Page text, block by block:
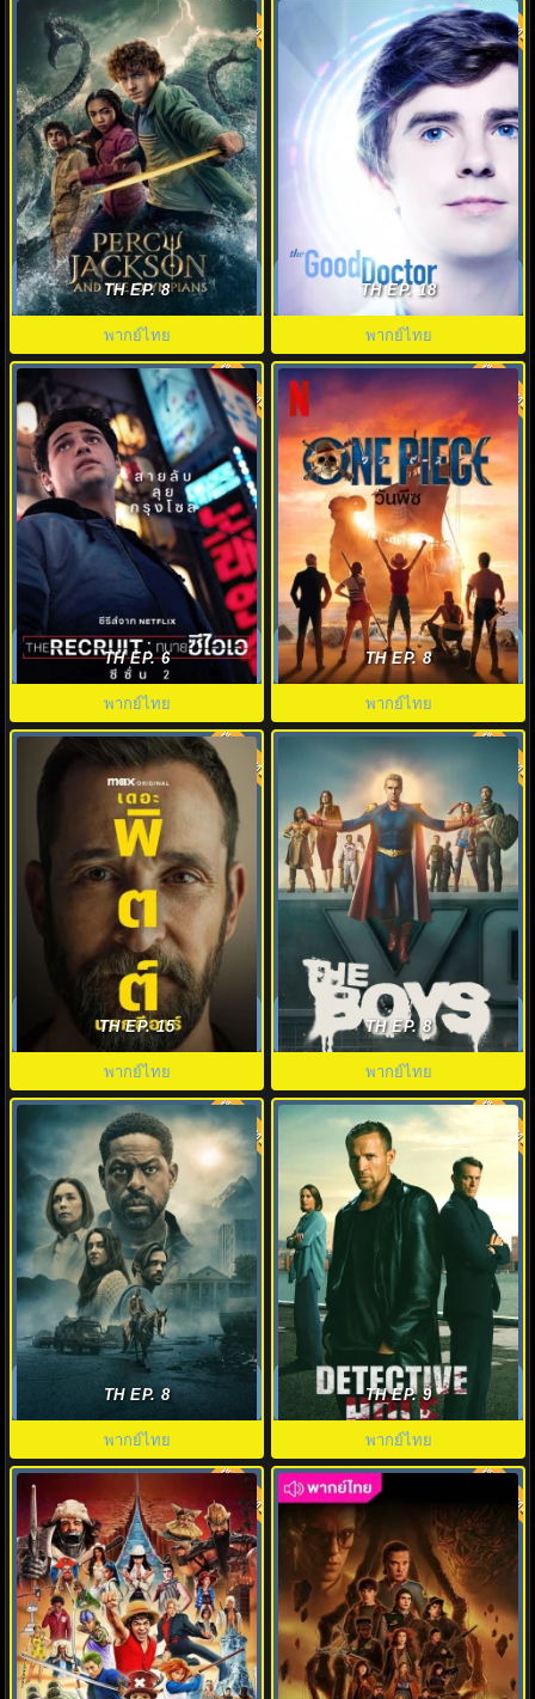
เพอร์ซีย์ แจ็กสัน แอนด์ดิโอลิมเปีย
นส์ ภาค1 (2023) EP.1-8
7.5 พากย์ไทย
TH EP. 8
พากย์ไทย
คุณหมอฟ้าประทาน (2017) The
Good Doctor พากย์ไทย EP.1-18
พากย์ไทย
TH EP. 18
พากย์ไทย
The Recruit Season 2 พากย์ไทย
(2025) เดอะ รีครูต EP.1-6 (จบ)
7.0 พากย์ไทย
TH EP. 6
พากย์ไทย
ดูซีรี่ย์ ONE PIECE Season 1
(2023) พากย์ไทย EP1-8 HD
8.0 พากย์ไทย
TH EP. 8
พากย์ไทย
เดอะ พิตต์: นรกอีอาร์ (2025) The
Pitt Season 2 พากย์ไทย
9.0 พากย์ไทย
TH EP. 15
พากย์ไทย
ก๊วนหนุ่มซ่าล่าซูเปอร์ฮีโร่ ซีซั่น 5
(2026) The Boys Season5
พากย์ไทย
TH EP. 8
พากย์ไทย
Paradise Season 2 (2026) พากย์
ไทย EP1-8 ดูซีรี่ย์ฝรั่ง HD ครบทุก
พากย์ไทย
TH EP. 8
พากย์ไทย
ดูซีรี่ย์ Detective Hole (2026)
พากย์ไทย HD ฟรี อัปเดตล่าสุด
Netflix
พากย์ไทย
TH EP. 9
พากย์ไทย
8.0 พากย์ไทย 8.0 พากย์ไทย